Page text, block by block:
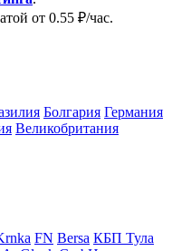
от 0.55 ₽/час.
Болгария Германия
Великобритания
FN Bersa КБП Тула